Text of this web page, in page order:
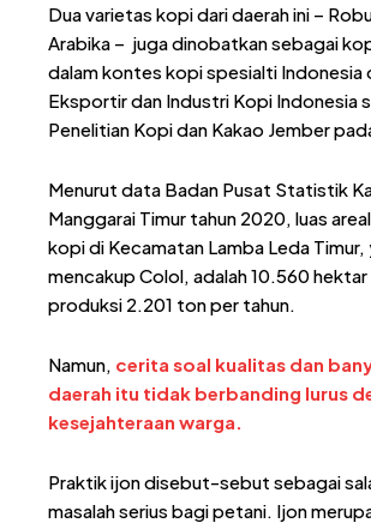
Dua varietas kopi dari daerah ini –
Arabika – juga dinobatkan sebagai
dalam kontes kopi spesialti Indonesia
Eksportir dan Industri Kopi Indonesia
Penelitian Kopi dan Kakao Jember
Menurut data Badan Pusat Statistik
Manggarai Timur tahun 2020, luas
kopi di Kecamatan Lamba Leda Timur,
mencakup Colol, adalah 10.560
produksi 2.201 ton per tahun.
Namun, cerita soal kualitas dan
daerah itu tidak berbanding lurus
kesejahteraan warga.
Praktik ijon disebut-sebut sebagai
masalah serius bagi petani. Ijon